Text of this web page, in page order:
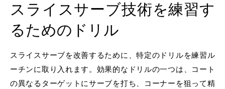
スライスサーブ技術を練習す
るためのドリル
スライスサーブを改善するために、特定のドリルを練習ル
ーチンに取り入れます。効果的なドリルの一つは、コート
の異なるターゲットにサーブを打ち、コーナーを狙って精